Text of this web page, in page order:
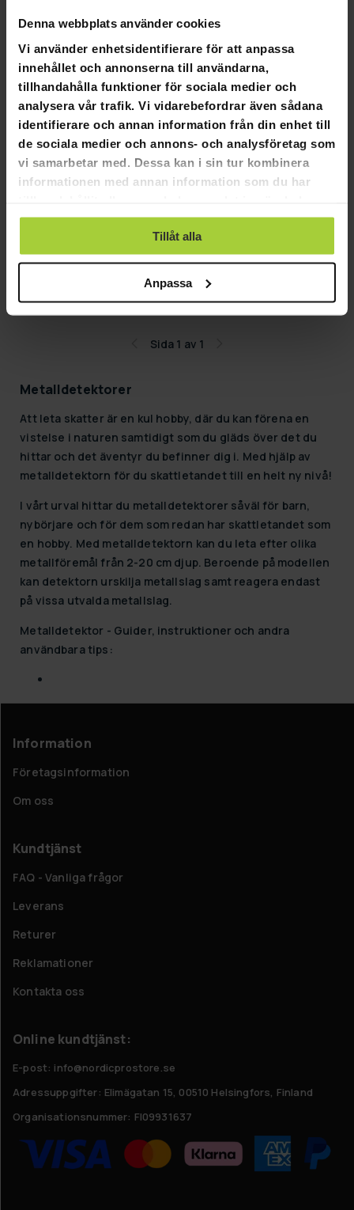
Denna webbplats använder cookies
Vi använder enhetsidentifierare för att anpassa
innehållet och annonserna till användarna,
tillhandahålla funktioner för sociala medier och
analysera vår trafik. Vi vidarebefordrar även sådana
identifierare och annan information från din enhet till
de sociala medier och annons- och analysföretag som
vi samarbetar med. Dessa kan i sin tur kombinera
informationen med annan information som du har
använt deras tjänster.
Tillåt alla
Anpassa
-26% SLUT­REA
Klondike Security metalldetektor
799,00 kr
-23%
Klondike Superior
3 290,00 kr
Sida 1 av 1
Metalldetektorer
Att leta skatter är en kul hobby, där du kan förena en
vistelse i naturen samtidigt som du gläds över det du
hittar och det äventyr du befinner dig i. Med hjälp av
metalldetektorn för du skattletandet till en helt ny nivå!
I vårt urval hittar du metalldetektorer såväl för barn,
nybörjare och för dem som redan har skattletandet som
en hobby. Med metalldetektorn kan du leta efter olika
metallföremål från 2-20 cm djup. Beroende på modellen
kan detektorn urskilja metallslag samt reagera endast
på vissa utvalda metallslag.
Metalldetektor - Guider, instruktioner och andra
användbara tips:
Information
Företagsinformation
Om oss
Kundtjänst
FAQ - Vanliga frågor
Leverans
Returer
Reklamationer
Kontakta oss
Online kundtjänst:
E-post: info@nordicprostore.se
Adressuppgifter: Elimägatan 15, 00510 Helsingfors, Finland
Organisationsnummer: FI09931637